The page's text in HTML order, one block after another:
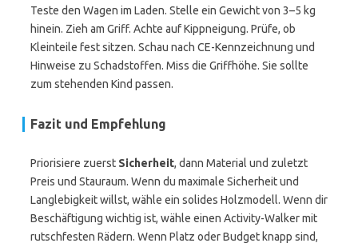
Teste den Wagen im Laden. Stelle ein Gewicht von 3–5 kg
hinein. Zieh am Griff. Achte auf Kippneigung. Prüfe, ob
Kleinteile fest sitzen. Schau nach CE-Kennzeichnung und
Hinweise zu Schadstoffen. Miss die Griffhöhe. Sie sollte
zum stehenden Kind passen.
Fazit und Empfehlung
Priorisiere zuerst Sicherheit, dann Material und zuletzt
Preis und Stauraum. Wenn du maximale Sicherheit und
Langlebigkeit willst, wähle ein solides Holzmodell. Wenn dir
Beschäftigung wichtig ist, wähle einen Activity-Walker mit
rutschfesten Rädern. Wenn Platz oder Budget knapp sind,